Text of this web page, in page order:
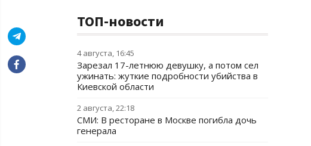
ТОП-новости
4 августа, 16:45
Зарезал 17-летнюю девушку, а потом сел
ужинать: жуткие подробности убийства в
Киевской области
2 августа, 22:18
СМИ: В ресторане в Москве погибла дочь
генерала